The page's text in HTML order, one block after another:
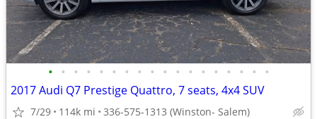
• • • • • • • • • • • • • • • • • •
2017 Audi Q7 Prestige Quattro, 7 seats, 4x4 SUV
7/29 114k mi 336-575-1313 (Winston- Salem)